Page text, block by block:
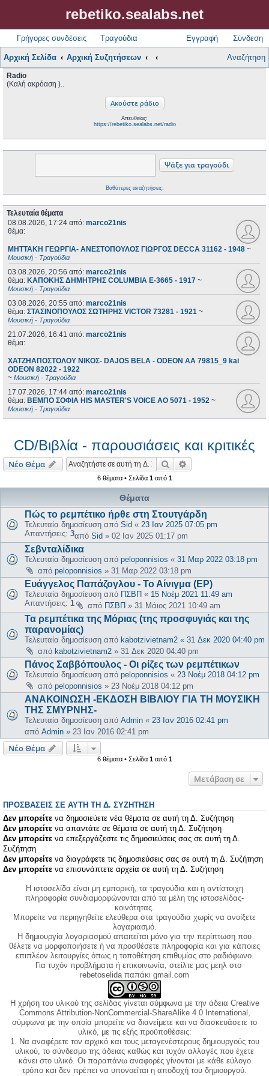
rebetiko.sealabs.net
Γρήγορες συνδέσεις Τραγούδια Σύνδεση
Εγγραφή
Αρχική Σελίδα Αρχική Συζητήσεων Αναζήτηση
Radio
(Καλή ακρόαση )..
Απευθείας:
https://rebetiko.sealabs.net/radio
Βαθύτερες αναζητήσεις;
Τελευταία θέματα
08.08.2026, 17:24 από: marco21nis
θέμα:
ΜΗΤΤΑΚΗ ΓΕΩΡΓΙΑ- ΑΝΕΣΤΟΠΟΥΛΟΣ ΓΙΩΡΓΟΣ DECCA 31162 - 1948 ~
Μουσική - Τραγούδια
03.08.2026, 20:56 από: marco21nis
θέμα: ΚΑΠΟΚΗΣ ΔΗΜΗΤΡΗΣ COLUMBIA E-3665 - 1917 ~
Μουσική - Τραγούδια
03.08.2026, 20:55 από: marco21nis
θέμα: ΣΤΑΣΙΝΟΠΟΥΛΟΣ ΣΩΤΗΡΗΣ VICTOR 73281 - 1921 ~
Μουσική - Τραγούδια
21.07.2026, 16:41 από: marco21nis
θέμα:
ΧΑΤΖΗΑΠΟΣΤΟΛΟΥ ΝΙΚΟΣ- DAJOS BELA - ODEON AA 79815_9 kai
ODEON 82022 - 1922
~ Μουσική - Τραγούδια
17.07.2026, 17:44 από: marco21nis
θέμα: ΒΕΜΠΟ ΣΟΦΙΑ HIS MASTER'S VOICE AO 5071 - 1952 ~
Μουσική - Τραγούδια
CD/Βιβλία - παρουσιάσεις και κριτικές
Νέο Θέμα Αναζήτηση
6 θέματα • Σελίδα 1από 1
Θέματα
Πώς το ρεμπέτικο ήρθε στη Στουτγάρδη
Τελευταία δημοσίευση από Sid « 23 Ιαν 2025 07:05 pm
Απαντήσεις: 3από Sid » 02 Ιαν 2025 01:17 pm
Σεβνταλίδικα
Τελευταία δημοσίευση από peloponnisios « 31 Μαρ 2022 03:18 pm
από peloponnisios » 31 Μαρ 2022 03:18 pm
Ευάγγελος Παπάζογλου - Το Αίνιγμα (EP)
Τελευταία δημοσίευση από ΠΣΒΠ « 15 Νοέμ 2021 11:49 am
Απαντήσεις: 1 από ΠΣΒΠ » 31 Μάιος 2021 10:49 am
Τα ρεμπέτικα της Μόριας (της προσφυγιάς και της
παρανομίας)
Τελευταία δημοσίευση από kabotzivietnam2 « 31 Δεκ 2020 04:40 pm
από kabotzivietnam2 » 31 Δεκ 2020 04:40 pm
Πάνος Σαββόπουλος - Οι ρίζες των ρεμπέτικων
Τελευταία δημοσίευση από peloponnisios « 23 Νοέμ 2018 04:12 pm
από peloponnisios » 23 Νοέμ 2018 04:12 pm
ΑΝΑΚΟΙΝΩΣΗ -ΕΚΔΟΣΗ ΒΙΒΛΙΟΥ ΓΙΑ ΤΗ ΜΟΥΣΙΚΗ
ΤΗΣ ΣΜΥΡΝΗΣ-
Τελευταία δημοσίευση από Admin « 23 Ιαν 2016 02:41 pm
από Admin » 23 Ιαν 2016 02:41 pm
Νέο Θέμα
6 θέματα • Σελίδα 1από 1
Μετάβαση σε
ΠΡΟΣΒΆΣΕΙΣ ΣΕ ΑΥΤΉ ΤΗ Δ. ΣΥΖΉΤΗΣΗ
Δεν μπορείτε να δημοσιεύετε νέα θέματα σε αυτή τη Δ. Συζήτηση
Δεν μπορείτε να απαντάτε σε θέματα σε αυτή τη Δ. Συζήτηση
Δεν μπορείτε να επεξεργάζεστε τις δημοσιεύσεις σας σε αυτή τη Δ.
Συζήτηση
Δεν μπορείτε να διαγράφετε τις δημοσιεύσεις σας σε αυτή τη Δ. Συζήτηση
Δεν μπορείτε να επισυνάπτετε αρχεία σε αυτή τη Δ. Συζήτηση
Η ιστοσελίδα είναι μη εμπορική, τα τραγούδια και η αντίστοιχη
πληροφορία συνδιαμορφώνονται από τα μέλη της ιστοσελίδας-
κοινότητας.
Μπορείτε να περιηγηθείτε ελεύθερα στα τραγούδια χωρίς να ανοίξετε
λογαριασμό.
Η δημιουργία λογαριασμού απαιτείται μόνο για την περίπτωση που
θέλετε να μορφοποιήσετε ή να προσθέσετε πληροφορία και για κάποιες
επιπλέον λειτουργίες όπως η τοποθέτηση επιθυμίας στο ραδιόφωνο.
Για τυχόν προβλήματα ή επικοινωνία, στείλτε μας μεηλ στο
rebetoselida παπάκι gmail.com
Η χρήση του υλικού της σελίδας γίνεται σύμφωνα με την άδεια Creative
Commons Attribution-NonCommercial-ShareAlike 4.0 International,
σύμφωνα με την οποία μπορείτε να διανείμετε και να διασκευάσετε το
υλικό, με τις εξής προϋποθέσεις:
1. Να αναφέρετε τον αρχικό και τους μεταγενέστερους δημιουργούς του
υλικού, το σύνδεσμο της άδειας καθώς και τυχόν αλλαγές που έχετε
κάνει στο υλικό. Οι παραπάνω αναφορές γίνονται με κάθε εύλογο
τρόπο και δεν πρέπει να υπονοείται η αποδοχή του δημιουργού.